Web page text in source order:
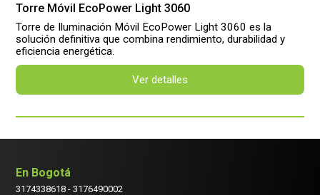
Torre Móvil EcoPower Light 3060
Torre de Iluminación Móvil EcoPower Light 3060 es la
solución definitiva que combina rendimiento, durabilidad y
eficiencia energética.
Ver detalles
En Bogotá
3174338618 -3176490002